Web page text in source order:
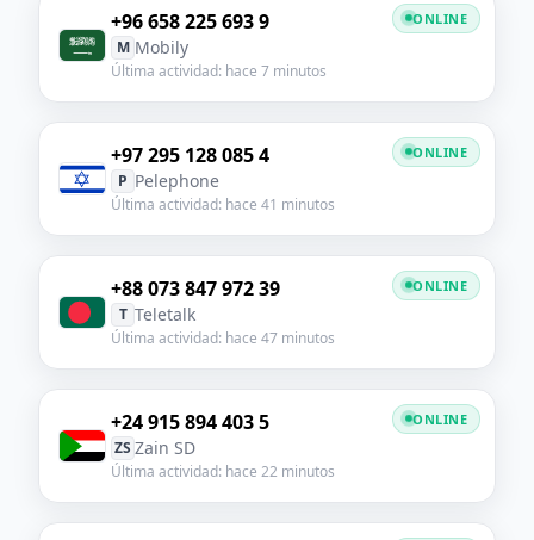
+96 658 225 693 9
M Mobily
Última actividad: hace 7 minutos
ONLINE
+97 295 128 085 4
P Pelephone
Última actividad: hace 41 minutos
ONLINE
+88 073 847 972 39
T Teletalk
Última actividad: hace 47 minutos
ONLINE
+24 915 894 403 5
ZS Zain SD
Última actividad: hace 22 minutos
ONLINE